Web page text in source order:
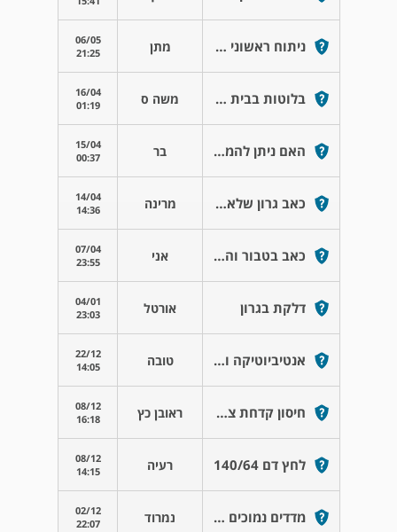
ניתוח ראשוני של ctv בטן מתן
06/05
21:25
בלוטות בבית השחי משה ס
16/04
01:19
האם ניתן להמשיך טיפול במוקסיפן? בר
15/04
00:37
כאב גרון שלא עובר מרינה
14/04
14:36
כאב בטבור והפרשת מוגלה אני
07/04
23:55
דלקת בגרון אורטל
04/01
23:03
אנטיביוטיקה ודקסמול קולד טובה
22/12
14:05
חיסון קדחת צהובה ראובן כץ
08/12
16:18
לחץ דם 140/64 רעיה
08/12
14:15
מדדים נמוכים בספירת דם נמרוד
02/12
22:07